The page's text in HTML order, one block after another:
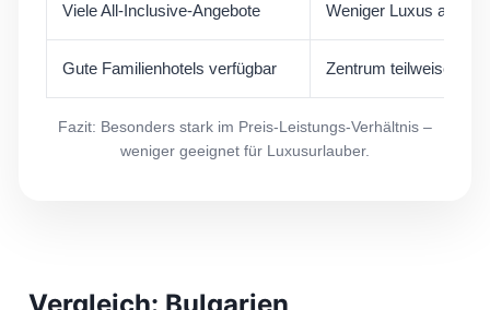
Viele All-Inclusive-Angebote Weniger Luxus als
Gute Familienhotels verfügbar Zentrum teilweise laut
Fazit: Besonders stark im Preis-Leistungs-Verhältnis –
weniger geeignet für Luxusurlauber.